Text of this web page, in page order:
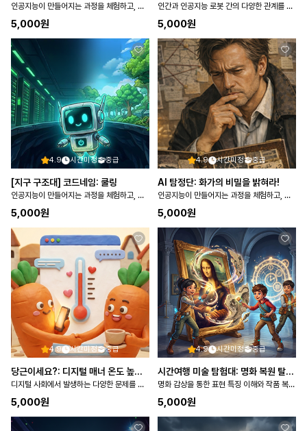
인공지능이 만들어지는 과정을 체험하고, 인공지능이 사회에 미치는 영향을 탐색한다
5,000원
인간과 인공지능 로봇 간의 다양한 관계를 파악하고 도덕에 기반을 둔 관계 형성의 필요성을 탐구한다
5,000원
4.9 시간미정 중급
[지구 구조대] 코드네임: 쿨링
인공지능이 만들어지는 과정을 체험하고, 인공지능이 사회에 미치는 영향을 탐색한다
5,000원
4.9 시간미정 중급
AI 탐정단: 화가의 비밀을 밝혀라!
인공지능이 만들어지는 과정을 체험하고, 인공지능이 사회에 미치는 영향을 탐색한다
5,000원
4.9 시간미정 중급
당근이세요?: 디지털 매너 온도 높이기
디지털 사회에서 발생하는 다양한 문제를 살펴보고, 해결방안을 탐구하여 정보통신 윤리에 대한 민감성을 기른다
5,000원
4.9 시간미정 중급
시간여행 미술 탐험대: 명화 복원 탈출 작전
명화 감상을 통한 표현 특징 이해와 작품 복원 활동
5,000원